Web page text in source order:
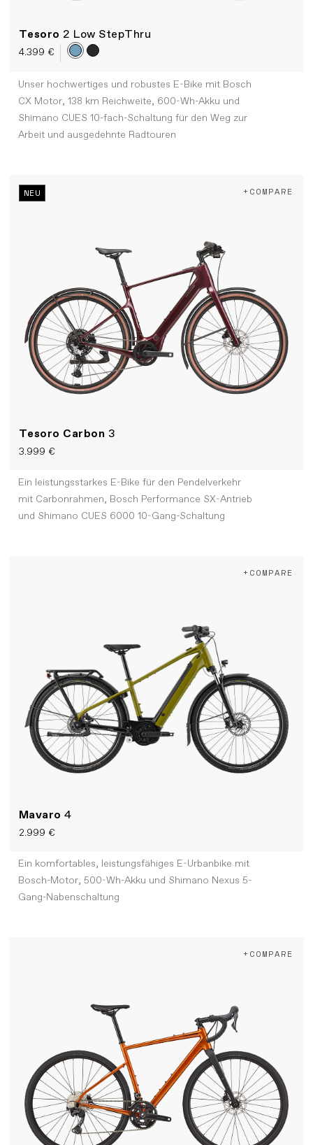
Tesoro 2 Low StepThru
4.399 €
Unser hochwertiges und robustes E-Bike mit Bosch
CX Motor, 138 km Reichweite, 600-Wh-Akku und
Shimano CUES 10-fach-Schaltung für den Weg zur
Arbeit und ausgedehnte Radtouren
NEU
Tesoro Carbon 3
3.999 €
+COMPARE
Ein leistungsstarkes E-Bike für den Pendelverkehr
mit Carbonrahmen, Bosch Performance SX-Antrieb
und Shimano CUES 6000 10-Gang-Schaltung
Mavaro4
2.999 €
+COMPARE
Ein komfortables, leistungsfähiges E-Urbanbike mit
Bosch-Motor, 500-Wh-Akku und Shimano Nexus 5-
Gang-Nabenschaltung
+COMPARE